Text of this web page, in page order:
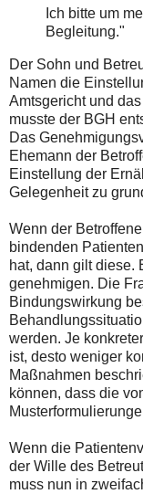
Ich bitte um
Begleitung."
Der Sohn und
Namen die
Amtsgericht und
musste der BGH
Das
Ehemann der
Einstellung der
Gelegenheit zu
Wenn der
bindenden
hat, dann gilt diese.
genehmigen. Die
Bindungswirkung
werden. Je
ist, desto weniger
Maßnahmen
können, dass die
Wenn die
der Wille des
muss nun in